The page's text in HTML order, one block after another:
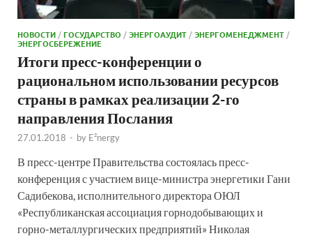
НОВОСТИ /ГОСУДАРСТВО /ЭНЕРГОАУДИТ /ЭНЕРГОМЕНЕДЖМЕНТ /
ЭНЕРГОСБЕРЕЖЕНИЕ
Итоги пресс-конференции о
рациональном использовании ресурсов
страны в рамках реализации 2-го
направления Послания
27.01.2018 - by E²nergy
В пресс-центре Правительства состоялась пресс-
конференция с участием вице-министра энергетики Гани
Садибекова, исполнительного директора ОЮЛ
«Республиканская ассоциация горнодобывающих и
горно-металлургических предприятий» Николая